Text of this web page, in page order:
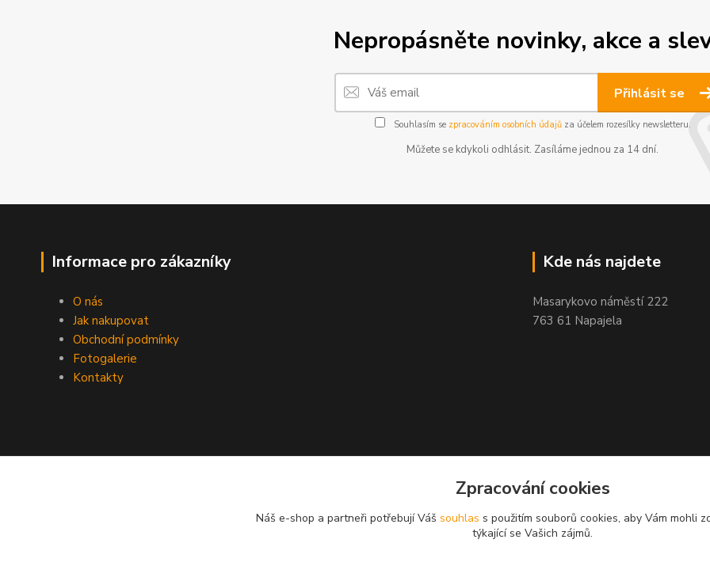
Nepropásněte novinky, akce a
Přihlásit se
Souhlasím se zpracováním osobních údajůza účelem rozesílky newsletteru.
Můžete se kdykoli odhlásit. Zasíláme jednou za 14 dní.
Informace pro zákazníky
O nás
Jak nakupovat
Obchodní podmínky
Fotogalerie
Kontakty
Kde nás najdete
Masarykovo náměstí 222
763 61 Napajela
Zpracování cookies
Náš e-shop a partneři potřebují Váš souhlas s použitím souborů cookies, aby Vám mohli
týkající se Vašich zájmů.